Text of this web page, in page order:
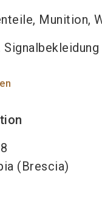
Munition,
(Brescia)